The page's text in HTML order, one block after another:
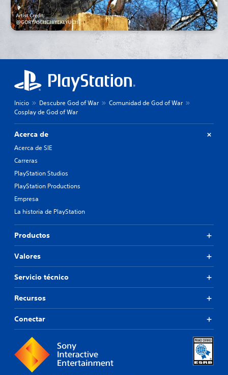
Inicio Descubre God of War
Comunidad de God of War
Cosplay de God of War
Acerca de
Acerca de SIE
Carreras
PlayStation Studios
PlayStation Productions
Empresa
La historia de PlayStation
Productos
Valores
Servicio técnico
Recursos
Conectar